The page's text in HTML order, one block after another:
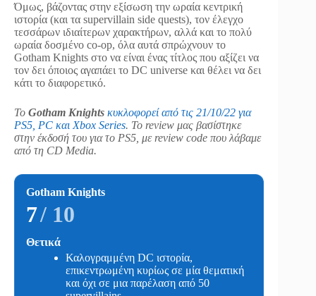
Όμως, βάζοντας στην εξίσωση την ωραία κεντρική
ιστορία (και τα supervillain side quests), τον έλεγχο
τεσσάρων ιδιαίτερων χαρακτήρων, αλλά και το πολύ
ωραία δοσμένο co-op, όλα αυτά σπρώχνουν το
Gotham Knights στο να είναι ένας τίτλος που αξίζει να
τον δει όποιος αγαπάει το DC universe και θέλει να δει
κάτι το διαφορετικό.
Το Gotham Knights κυκλοφορεί από τις 21/10/22 για
PS5, PC και Xbox Series. Το review μας βασίστηκε
στην έκδοσή του για το PS5, με review code που λάβαμε
από τη CD Media.
Gotham Knights
7/ 10
Θετικά
Καλογραμμένη DC ιστορία,
επικεντρωμένη κυρίως σε μία θεματική
και όχι σε μια παρέλαση από 50